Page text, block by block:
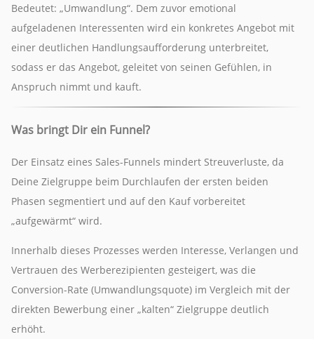
Bedeutet: „Umwandlung“. Dem zuvor emotional
aufgeladenen Interessenten wird ein konkretes Angebot mit
einer deutlichen Handlungsaufforderung unterbreitet,
sodass er das Angebot, geleitet von seinen Gefühlen, in
Anspruch nimmt und kauft.
Was bringt Dir ein Funnel?
Der Einsatz eines Sales-Funnels mindert Streuverluste, da
Deine Zielgruppe beim Durchlaufen der ersten beiden
Phasen segmentiert und auf den Kauf vorbereitet
„aufgewärmt“ wird.
Innerhalb dieses Prozesses werden Interesse, Verlangen und
Vertrauen des Werberezipienten gesteigert, was die
Conversion-Rate (Umwandlungsquote) im Vergleich mit der
direkten Bewerbung einer „kalten“ Zielgruppe deutlich
erhöht.